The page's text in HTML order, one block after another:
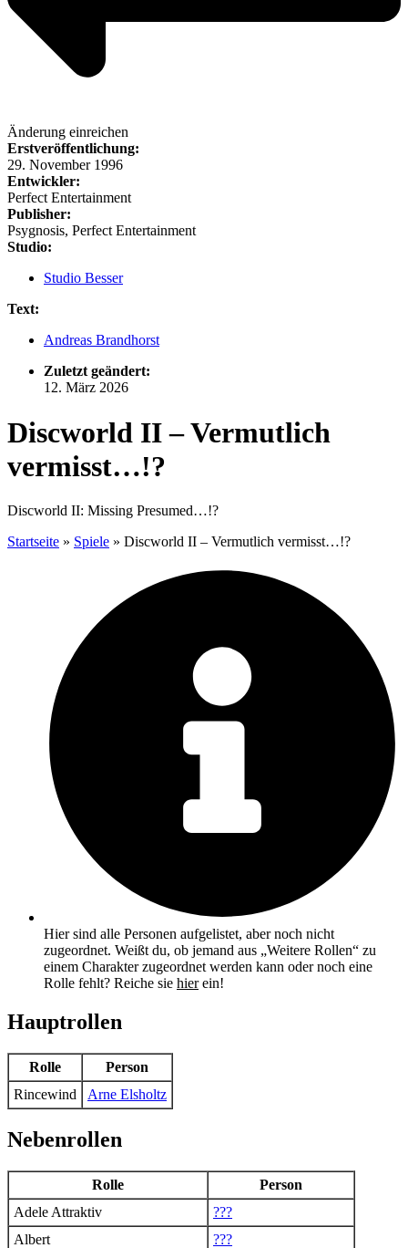
Änderung einreichen
Erstveröffentlichung:
29. November 1996
Entwickler:
Perfect Entertainment
Publisher:
Psygnosis, Perfect Entertainment
Studio:
Studio Besser
Text:
Andreas Brandhorst
Zuletzt geändert:
12. März 2026
Discworld II – Vermutlich
vermisst…!?
Discworld II: Missing Presumed…!?
Startseite » Spiele » Discworld II – Vermutlich vermisst…!?
Hier sind alle Personen aufgelistet, aber noch nicht
zugeordnet. Weißt du, ob jemand aus „Weitere Rollen“ zu
einem Charakter zugeordnet werden kann oder noch eine
Rolle fehlt? Reiche sie hierein!
Hauptrollen
Rolle
Person
Rincewind
Arne Elsholtz
Nebenrollen
Rolle
Person
Adele Attraktiv
???
Albert
???